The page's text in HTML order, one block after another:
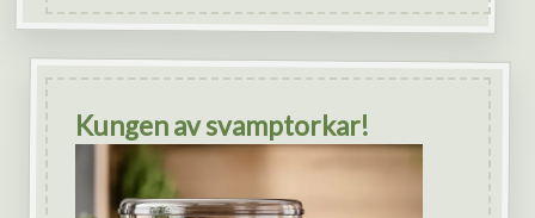
Kungen av svamptorkar!